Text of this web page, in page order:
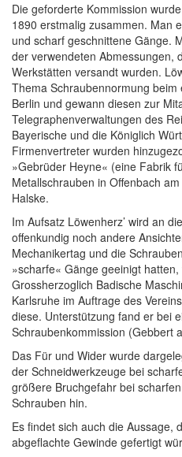
Die geforderte Kommission
1890 erstmalig zusammen. Man
und scharf geschnittene Gänge.
der verwendeten Abmessungen,
Werkstätten versandt wurden.
Thema Schraubennormung beim
Berlin und gewann diesen zur
Telegraphenverwaltungen des
Bayerische und die Königlich
Firmenvertreter wurden
»Gebrüder Heyne« (eine Fabrik
Metallschrauben in Offenbach
Halske.
Im Aufsatz Löwenherz’ wird an
offenkundig noch andere
Mechanikertag und die
»scharfe« Gänge geeinigt
Grossherzoglich Badische
Karlsruhe im Auftrage des
diese. Unterstützung fand er bei
Schraubenkommission (Gebbert
Das Für und Wider wurde
der Schneidwerkzeuge bei
größere Bruchgefahr bei
Schrauben hin.
Es findet sich auch die Aussage,
abgeflachte Gewinde gefertigt